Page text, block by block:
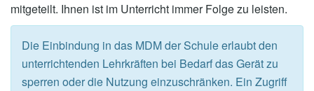
mitgeteilt. Ihnen ist im Unterricht immer Folge zu leisten.
Die Einbindung in das MDM der Schule erlaubt den
unterrichtenden Lehrkräften bei Bedarf das Gerät zu
sperren oder die Nutzung einzuschränken. Ein Zugriff